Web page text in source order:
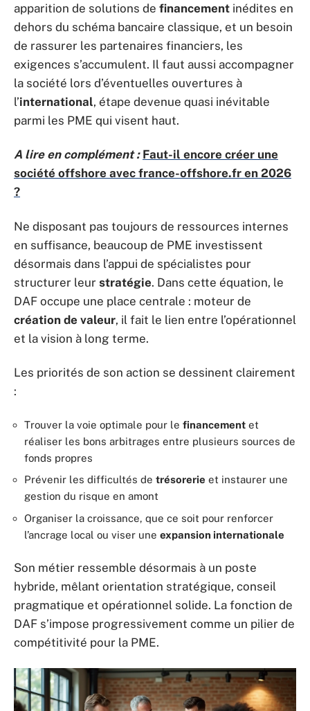
apparition de solutions de financement inédites en
dehors du schéma bancaire classique, et un besoin
de rassurer les partenaires financiers, les
exigences s’accumulent. Il faut aussi accompagner
la société lors d’éventuelles ouvertures à
l’international, étape devenue quasi inévitable
parmi les PME qui visent haut.
A lire en complément : Faut-il encore créer une
société offshore avec france-offshore.fr en 2026
?
Ne disposant pas toujours de ressources internes
en suffisance, beaucoup de PME investissent
désormais dans l’appui de spécialistes pour
structurer leur stratégie. Dans cette équation, le
DAF occupe une place centrale : moteur de
création de valeur, il fait le lien entre l’opérationnel
et la vision à long terme.
Les priorités de son action se dessinent clairement
:
Trouver la voie optimale pour le financement et
réaliser les bons arbitrages entre plusieurs sources de
fonds propres
Prévenir les difficultés de trésorerie et instaurer une
gestion du risque en amont
Organiser la croissance, que ce soit pour renforcer
l’ancrage local ou viser une expansion internationale
Son métier ressemble désormais à un poste
hybride, mêlant orientation stratégique, conseil
pragmatique et opérationnel solide. La fonction de
DAF s’impose progressivement comme un pilier de
compétitivité pour la PME.